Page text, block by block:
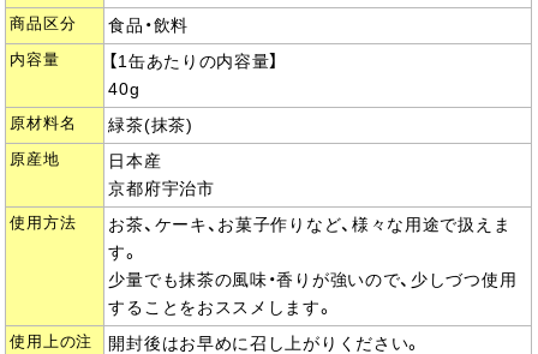
商品区分 食品・飲料
内容量
【1缶あたりの内容量】
40g
原材料名 緑茶(抹茶)
原産地
日本産
京都府宇治市
使用方法
お茶、ケーキ、お菓子作りなど、様々な用途で扱えま
す。
少量でも抹茶の風味・香りが強いので、少しづつ使用
することをおススメします。
使用上の注
開封後はお早めに召し上がりください。